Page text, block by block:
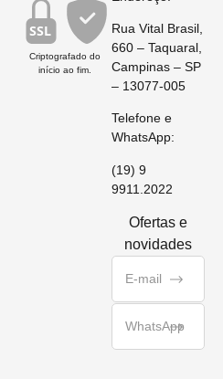
SSL
Criptografado do
início ao fim.
Rua Vital Brasil,
660 – Taquaral,
Campinas – SP
– 13077-005
Telefone e
WhatsApp:
(19) 9
9911.2022
Ofertas e
novidades